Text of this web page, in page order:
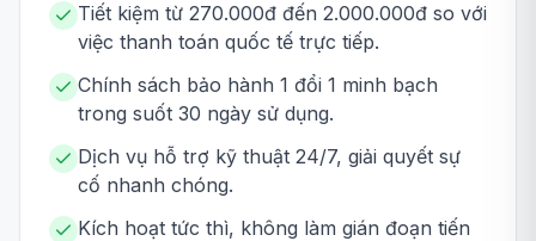
Tiết kiệm từ 270.000đ đến 2.000.000đ so với
việc thanh toán quốc tế trực tiếp.
Chính sách bảo hành 1 đổi 1 minh bạch
trong suốt 30 ngày sử dụng.
Dịch vụ hỗ trợ kỹ thuật 24/7, giải quyết sự
cố nhanh chóng.
Kích hoạt tức thì, không làm gián đoạn tiến